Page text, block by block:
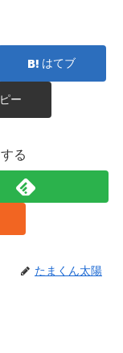
はてブ
ー
る
たまくん太陽